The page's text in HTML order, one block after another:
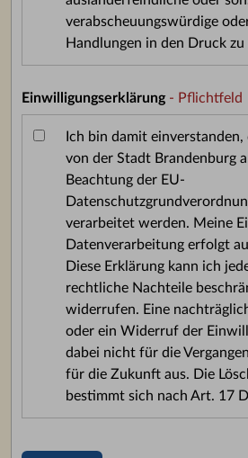
verabscheuungswürdige
Handlungen in den Druck zu
Einwilligungserklärung- Pflichtfeld
Ich bin damit einverstanden,
von der Stadt Brandenburg
Beachtung der EU-
verarbeitet werden. Meine
Datenverarbeitung erfolgt
Diese Erklärung kann ich
rechtliche Nachteile
widerrufen. Eine
oder ein Widerruf der
dabei nicht für die
für die Zukunft aus. Die
bestimmt sich nach Art. 17